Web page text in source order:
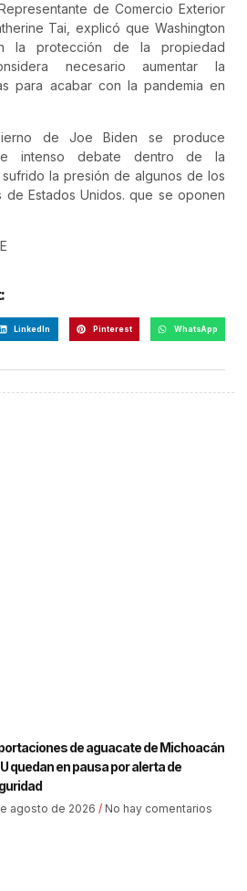
de Comercio Exterior
Tai, explicó que Washington
la protección de la propiedad
necesario aumentar la
para acabar con la pandemia en
de Joe Biden se produce
intenso debate dentro de la
la presión de algunos de los
de Estados Unidos. que se oponen
LinkedIn Pinterest WhatsApp
de aguacate de Michoacán
quedan en pausa por alerta de
agosto de 2026 No hay comentarios